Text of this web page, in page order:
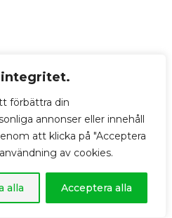
integritet.
förbättra din
annonser eller innehåll
att klicka på "Acceptera
av cookies.
alla Acceptera alla